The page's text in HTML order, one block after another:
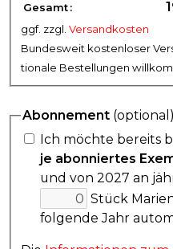
Gesamt :
ggf. zzgl. Versandkosten
Bun­des­weit ko­sten­lo­ser
ti­o­na­le Be­stel­lun­gen
Abonnement(optional)
Ich möch­te be­reits
je abon­nier­tes
und von 2027 an
Stück
fol­gen­de Jahr